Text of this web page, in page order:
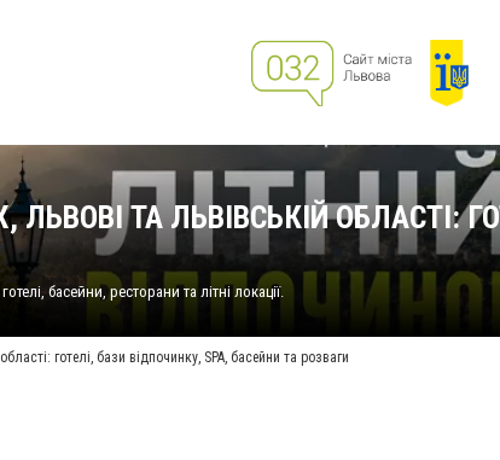
ТА ЛЬВІВСЬКІЙ ОБЛАСТІ:
басейни, ресторани та літні локації.
готелі, бази відпочинку, SPA, басейни та розваги